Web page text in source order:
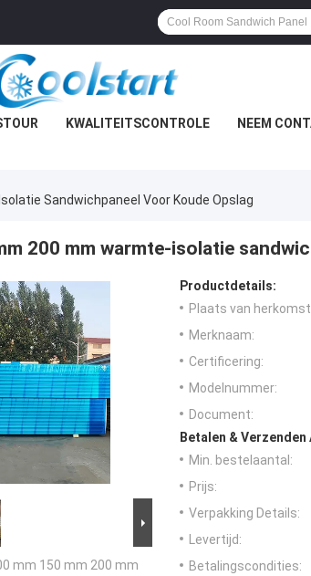
KWALITEITSCONTROLE NEEM
Sandwichpaneel Voor Koude Opslag
200 mm warmte-isolatie
mm 150 mm 200 mm
Productdetails:
Plaats van
Merknaam:
Certificering:
Modelnummer:
Document:
Betalen &
Min. bestelaantal:
Prijs:
Verpakking Details:
Levertijd:
Betalingscondities: